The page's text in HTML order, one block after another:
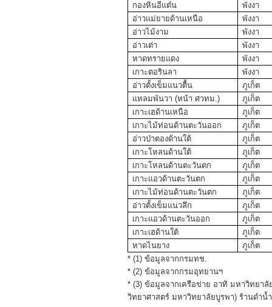
กองหินอีแต๋น
พังงา
อ่าวแม่ยายด้านเหนือ
พังงา
อ่าวไม้งาม
พังงา
อ่าวเต่า
พังงา
หาดทรายแดง
พังงา
เกาะตอรินลา
พังงา
อ่าวตั้งเข็มแนวตื้น
ภูเก็ต
แหลมพันวา (หน้า ศวทม.)
ภูเก็ต
เกาะเฮด้านเหนือ
ภูเก็ต
เกาะไม้ท่อนด้านตะวันออก
ภูเก็ต
อ่าวป่าตองด้านใต้
ภูเก็ต
เกาะโหลนด้านใต้
ภูเก็ต
เกาะโหลนด้านตะวันตก
ภูเก็ต
เกาะแอวด้านตะวันตก
ภูเก็ต
เกาะไม้ท่อนด้านตะวันตก
ภูเก็ต
อ่าวตั้งเข็มแนวลึก
ภูเก็ต
เกาะแอวด้านตะวันออก
ภูเก็ต
เกาะเฮด้านใต้
ภูเก็ต
หาดไนยาง
ภูเก็ต
* (1) ข้อมูลจากกรมทช.
* (2) ข้อมูลจากกรมอุทยานฯ
* (3) ข้อมูลจากเครือข่าย อาทิ มหาวิทยา
วิทยาศาสตร์ มหาวิทยาลัยบูรพา) ร้านดำน้ำ